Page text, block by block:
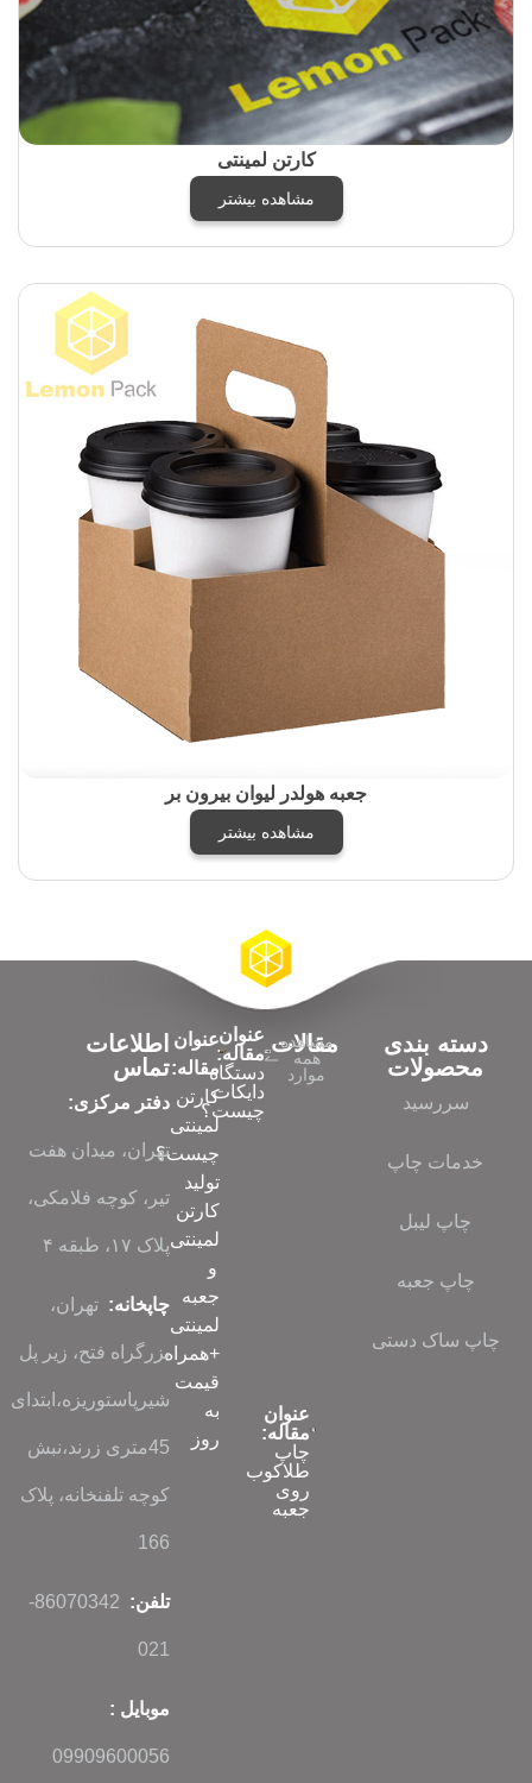
کارتن لمینتی
مشاهده بیشتر
جعبه هولدر لیوان بیرون بر
مشاهده بیشتر
دسته بندی
محصولات
سررسید
خدمات چاپ
چاپ لیبل
چاپ جعبه
چاپ ساک دستی
مقالات
مشاهده
همه
موارد
عنوان
مقاله:
چاپ
طلاکوب
روی
جعبه
عنوان
مقاله:
دستگاه
دایکات
چیست؟
عنوان
مقاله:
کارتن
لمینتی
چیست؟
تولید
کارتن
لمینتی
و
جعبه
لمینتی
+همراه
قیمت
به
روز
اطلاعات
تماس
دفتر مرکزی:
تهران، میدان هفت
تیر، کوچه فلامکی،
پلاک ۱۷، طبقه ۴
چاپخانه: تهران،
بزرگراه فتح، زیر پل
شیرپاستوریزه،ابتدای
45متری زرند،نبش
کوچه تلفنخانه، پلاک
166
تلفن: 86070342-
021
موبایل :
09909600056